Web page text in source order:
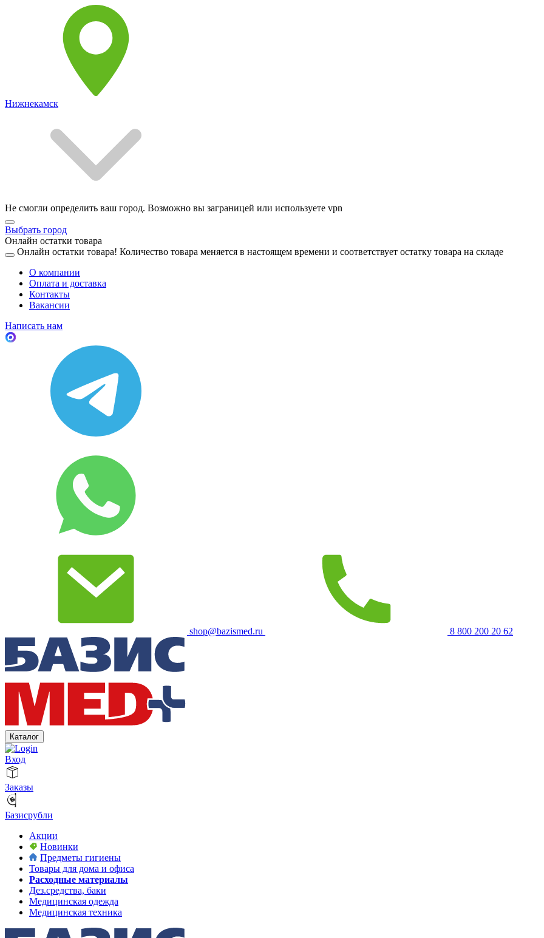
Нижнекамск
Не смогли определить ваш город. Возможно вы заграницей или используете vpn
Выбрать город
Онлайн остатки товара
Онлайн остатки товара! Количество товара меняется в настоящем времени и соответствует остатку товара на складе
О компании
Оплата и доставка
Контакты
Вакансии
Написать нам
shop@bazismed.ru 8 800 200 20 62
Каталог
Вход
Заказы
Базисрубли
Акции
Новинки
Предметы гигиены
Товары для дома и офиса
Расходные материалы
Дез.средства, баки
Медицинская одежда
Медицинская техника